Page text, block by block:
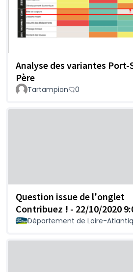
Analyse des variantes Port-
Père
Tartampion 0
Question issue de l'onglet
Contribuez ! - 22/10/2020
Département de Loire-